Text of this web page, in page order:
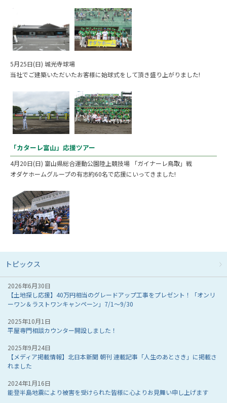
5月25日(日) 城光寺球場
当社でご建築いただいたお客様に始球式をして頂き盛り上がりました!
「カターレ富山」応援ツアー
4月20日(日) 富山県総合運動公園陸上競技場 「ガイナーレ鳥取」戦
オダケホームグループの有志約60名で応援にいってきました!
トピックス
2026年6月30日
【土地探し応援】40万円相当のグレードアップ工事をプレゼント！「オンリ
ーワン＆ラストワンキャンペーン」7/1～9/30
2025年10月1日
平屋専門相談カウンター開設しました！
2025年9月24日
【メディア掲載情報】北日本新聞 朝刊 連載記事「人生のあとさき」に掲載さ
れました
2024年1月16日
能登半島地震により被害を受けられた皆様に心よりお見舞い申し上げます